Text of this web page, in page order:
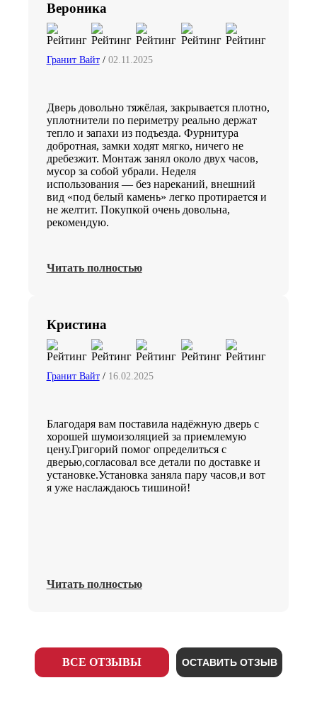
Вероника
Гранит Вайт/ 02.11.2025
Дверь довольно тяжёлая, закрывается плотно,
уплотнители по периметру реально держат
тепло и запахи из подъезда. Фурнитура
добротная, замки ходят мягко, ничего не
дребезжит. Монтаж занял около двух часов,
мусор за собой убрали. Неделя
использования — без нареканий, внешний
вид «под белый камень» легко протирается и
не желтит. Покупкой очень довольна,
рекомендую.
Читать полностью
Кристина
Гранит Вайт/ 16.02.2025
Благодаря вам поставила надёжную дверь с
хорошей шумоизоляцией за приемлемую
цену.Григорий помог определиться с
дверью,согласовал все детали по доставке и
установке.Установка заняла пару часов,и вот
я уже наслаждаюсь тишиной!
Читать полностью
ВСЕ ОТЗЫВЫ ОСТАВИТЬ ОТЗЫВ